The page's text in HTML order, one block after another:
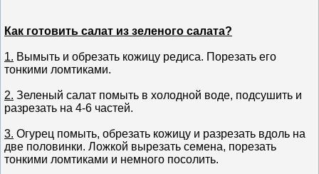
Как готовить салат из зеленого салата?
1. Вымыть и обрезать кожицу редиса. Порезать его
тонкими ломтиками.
2. Зеленый салат помыть в холодной воде, подсушить и
разрезать на 4-6 частей.
3. Огурец помыть, обрезать кожицу и разрезать вдоль на
две половинки. Ложкой вырезать семена, порезать
тонкими ломтиками и немного посолить.